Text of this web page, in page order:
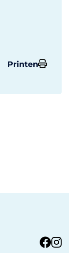
Printen